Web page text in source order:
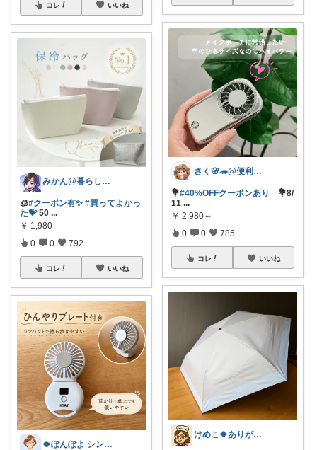
コレ いいね
みかん@暮らしのもの／暑さ対策に全力⛱️
🧊#クーポン有✨ #買ってよかっ
た💝50 ...
￥ 1,980
0 0 792
コレ いいね
🍀ぽんぽよ シンプル時短ライフ🍀
さく🌸🦔@便利でかわいいを探す旅
💐#40%OFFクーポンあり
💐8/
11 ...
￥ 2,980～
0 0 785
コレ いいね
けめこ🍀ありがとうございます🤭💕